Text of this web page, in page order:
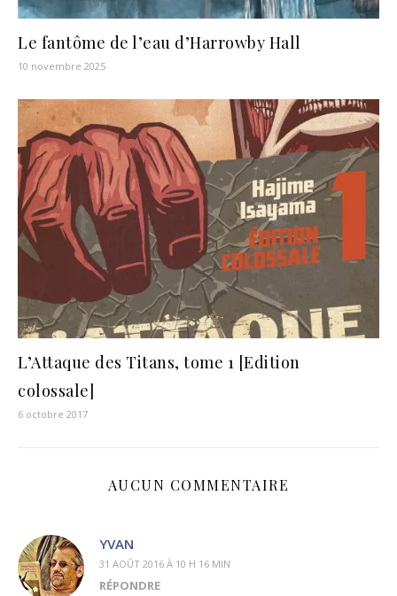
Le fantôme de l’eau d’Harrowby Hall
10 novembre 2025
L’Attaque des Titans, tome 1 [Edition
colossale]
6 octobre 2017
AUCUN COMMENTAIRE
YVAN
31 AOÛT 2016 À 10 H 16 MIN
RÉPONDRE